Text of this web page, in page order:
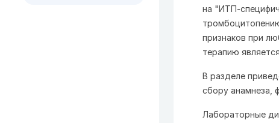
на "ИТП-
признаков при
терапию
В разделе
сбору анамнеза,
Лабораторные